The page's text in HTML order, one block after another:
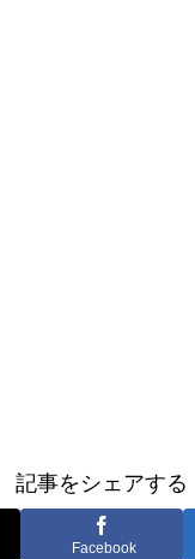
記事をシェアする
Facebook